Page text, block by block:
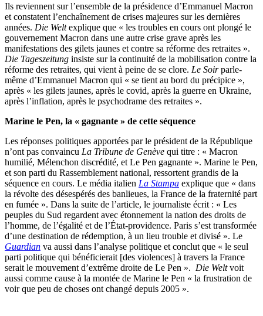
Ils reviennent sur l’ensemble de la présidence d’Emmanuel Macron
et constatent l’enchaînement de crises majeures sur les dernières
années. Die Weltexplique que « les troubles en cours ont plongé le
gouvernement Macron dans une autre crise grave après les
manifestations des gilets jaunes et contre sa réforme des retraites ».
Die Tageszeitung insiste sur la continuité de la mobilisation contre la
réforme des retraites, qui vient à peine de se clore. Le Soirparle-
même d’Emmanuel Macron qui « se tient au bord du précipice »,
après « les gilets jaunes, après le covid, après la guerre en Ukraine,
après l’inflation, après le psychodrame des retraites ».
Marine le Pen, la « gagnante » de cette séquence
Les réponses politiques apportées par le président de la République
n’ont pas convaincu La Tribune de Genève qui titre : « Macron
humilié, Mélenchon discrédité, et Le Pen gagnante ». Marine le Pen,
et son parti du Rassemblement national, ressortent grandis de la
séquence en cours. Le média italien La Stampa explique que « dans
la révolte des désespérés des banlieues, la France de la fraternité part
en fumée ». Dans la suite de l’article, le journaliste écrit : « Les
peuples du Sud regardent avec étonnement la nation des droits de
l’homme, de l’égalité et de l’État-providence. Paris s’est transformée
d’une destination de rédemption, à un lieu trouble et divisé ». Le
Guardian va aussi dans l’analyse politique et conclut que « le seul
parti politique qui bénéficierait [des violences] à travers la France
serait le mouvement d’extrême droite de Le Pen ». Die Weltvoit
aussi comme cause à la montée de Marine le Pen « la frustration de
voir que peu de choses ont changé depuis 2005 ».